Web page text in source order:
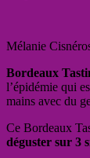
Mélanie
Bordeaux
l’épidémie qui
mains avec du
Ce Bordeaux
déguster sur 3